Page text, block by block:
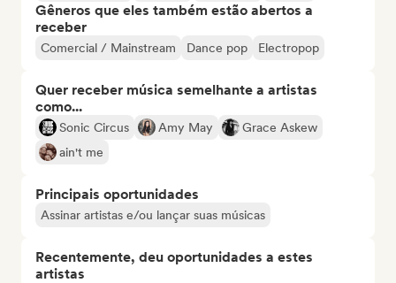
Gêneros que eles também estão abertos a
receber
Comercial / Mainstream Dance pop Electropop
Quer receber música semelhante a artistas
como...
Sonic Circus Amy May
Grace Askew
ain't me
Principais oportunidades
Assinar artistas e/ou lançar suas músicas
Recentemente, deu oportunidades a estes
artistas